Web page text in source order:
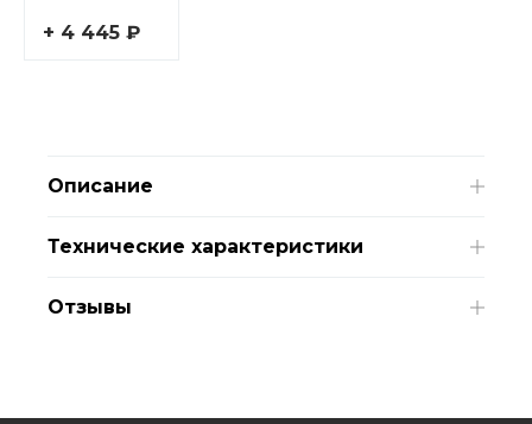
+ 4 445 ₽
Описание
Технические характеристики
Отзывы